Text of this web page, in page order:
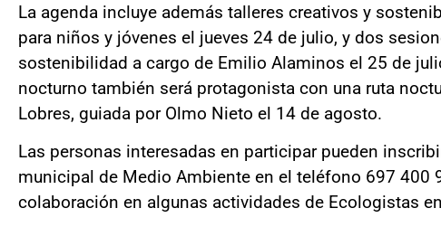
La agenda incluye además talleres creativos y
para niños y jóvenes el jueves 24 de julio, y dos
sostenibilidad a cargo de Emilio Alaminos el 25 de
nocturno también será protagonista con una ruta
Lobres, guiada por Olmo Nieto el 14 de agosto.
Las personas interesadas en participar pueden
municipal de Medio Ambiente en el teléfono 697 400
colaboración en algunas actividades de Ecologistas